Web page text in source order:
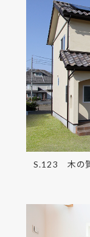
S.123 木の